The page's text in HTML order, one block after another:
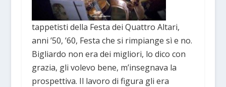
tappetisti della Festa dei Quattro Altari,
anni ’50, ’60, Festa che si rimpiange sì e no.
Bigliardo non era dei migliori, lo dico con
grazia, gli volevo bene, m’insegnava la
prospettiva. Il lavoro di figura gli era